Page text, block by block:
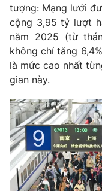
Góc doanh nghiệp
Truyền hình
Phim VTV
Hậu trường
Nhân vật
Khán giả
Giải sao mai
Giải trí
Điện ảnh
Sao
Đời sống
Du lịch
Làm đẹp
Chất lượng cuộc
Giáo dục
Tuyển sinh
Học trực tuyến
Công nghệ
Hitech Công nghệ
Giao lưu trực
tượng: Mạng lưới
cộng 3,95 tỷ lượt
năm 2025 (từ
không chỉ tăng
là mức cao nhất
gian này.